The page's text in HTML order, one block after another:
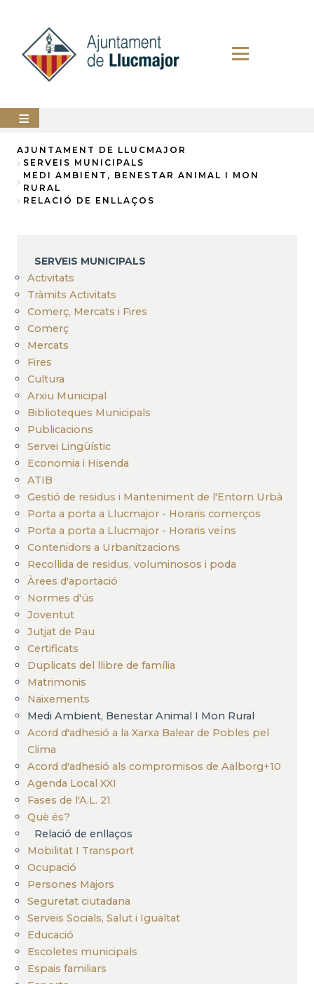
AJUNTAMENT
LLUCMAJOR
SERVEIS
DEL
CONTRACTANT
ANUNCIS
Breadcrumb
AJUNTAMENT DE LLUCMAJOR
SERVEIS MUNICIPALS
MEDI AMBIENT, BENESTAR ANIMAL I MON
RURAL
RELACIÓ DE ENLLAÇOS
SERVEIS MUNICIPALS
Activitats
Tràmits Activitats
Comerç, Mercats i Fires
Comerç
Mercats
Fires
Cultura
Arxiu Municipal
Biblioteques Municipals
Publicacions
Servei Lingüístic
Economia i Hisenda
ATIB
Gestió de residus i Manteniment de l'Entorn Urbà
Porta a porta a Llucmajor - Horaris comerços
Porta a porta a Llucmajor - Horaris veïns
Contenidors a Urbanitzacions
Recollida de residus, voluminosos i poda
Àrees d'aportació
Normes d'ús
Joventut
Jutjat de Pau
Certificats
Duplicats del llibre de família
Matrimonis
Naixements
Medi Ambient, Benestar Animal I Mon Rural
Acord d'adhesió a la Xarxa Balear de Pobles pel
Clima
Acord d'adhesió als compromisos de Aalborg+10
Agenda Local XXI
Fases de l'A.L. 21
Què és?
Relació de enllaços
Mobilitat I Transport
Ocupació
Persones Majors
Seguretat ciutadana
Serveis Socials, Salut i Igualtat
Educació
Escoletes municipals
Espais familiars